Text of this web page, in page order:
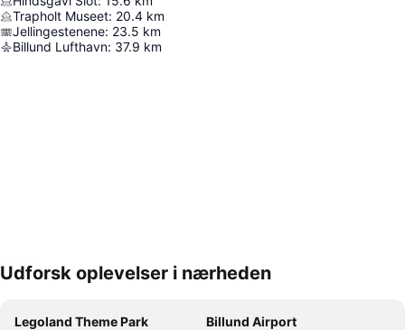
Trapholt Museet: 20.4 km
Jellingestenene: 23.5 km
Billund Lufthavn: 37.9 km
Udvid kort
Udforsk oplevelser i nærheden
Legoland Theme Park
Billund Airport